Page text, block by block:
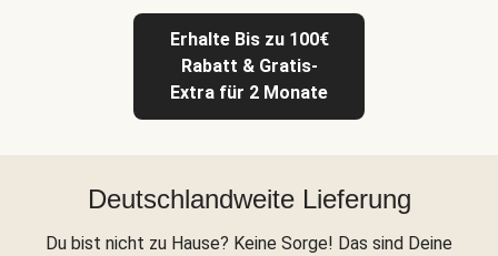
Erhalte Bis zu 100€
Rabatt & Gratis-
Extra für 2 Monate
Deutschlandweite Lieferung
Du bist nicht zu Hause? Keine Sorge! Das sind Deine